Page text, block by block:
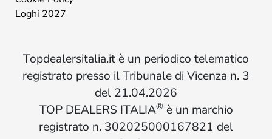
Loghi 2027
Topdealersitalia.it è un periodico telematico
registrato presso il Tribunale di Vicenza n. 3
del 21.04.2026
TOP DEALERS ITALIA® è un marchio
registrato n. 302025000167821 del